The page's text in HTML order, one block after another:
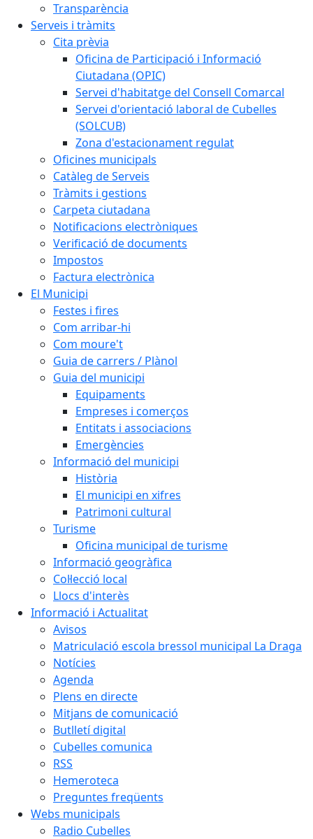
Transparència
Serveis i tràmits
Cita prèvia
Oficina de Participació i Informació
Ciutadana (OPIC)
Servei d'habitatge del Consell Comarcal
Servei d'orientació laboral de Cubelles
(SOLCUB)
Zona d'estacionament regulat
Oficines municipals
Catàleg de Serveis
Tràmits i gestions
Carpeta ciutadana
Notificacions electròniques
Verificació de documents
Impostos
Factura electrònica
El Municipi
Festes i fires
Com arribar-hi
Com moure't
Guia de carrers / Plànol
Guia del municipi
Equipaments
Empreses i comerços
Entitats i associacions
Emergències
Informació del municipi
Història
El municipi en xifres
Patrimoni cultural
Turisme
Oficina municipal de turisme
Informació geogràfica
Col·lecció local
Llocs d'interès
Informació i Actualitat
Avisos
Matriculació escola bressol municipal La Draga
Notícies
Agenda
Plens en directe
Mitjans de comunicació
Butlletí digital
Cubelles comunica
RSS
Hemeroteca
Preguntes freqüents
Webs municipals
Radio Cubelles